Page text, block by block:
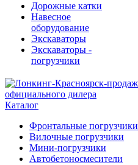
Дорожные катки
Навесное
оборудование
Экскаваторы
Экскаваторы -
погрузчики
Каталог
Фронтальные погрузчики
Вилочные погрузчики
Мини-погрузчики
Автобетоносмесители